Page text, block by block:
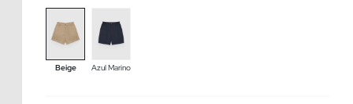
Beige Azul Marino